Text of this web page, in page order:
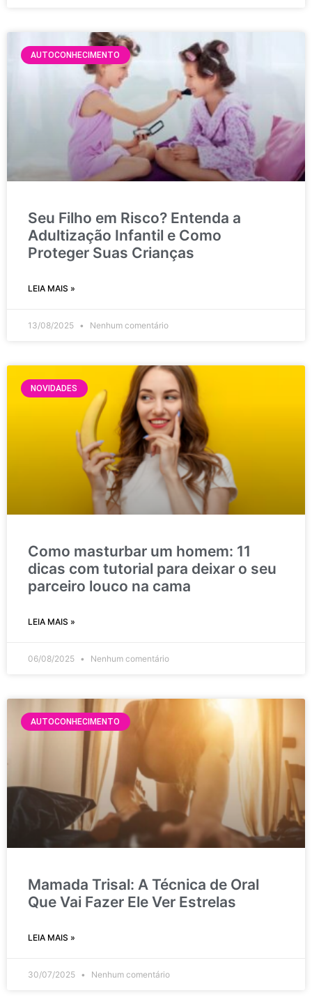
AUTOCONHECIMENTO
Seu Filho em Risco? Entenda a
Adultização Infantil e Como
Proteger Suas Crianças
LEIA MAIS »
13/08/2025 Nenhum comentário
NOVIDADES
Como masturbar um homem: 11
dicas com tutorial para deixar o seu
parceiro louco na cama
LEIA MAIS »
06/08/2025 Nenhum comentário
AUTOCONHECIMENTO
Mamada Trisal: A Técnica de Oral
Que Vai Fazer Ele Ver Estrelas
LEIA MAIS »
30/07/2025 Nenhum comentário